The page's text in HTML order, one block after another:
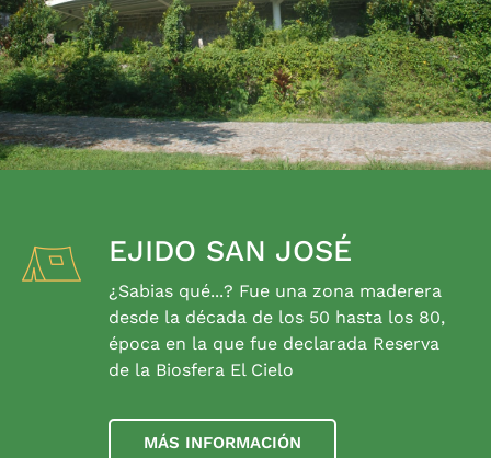
EJIDO SAN JOSÉ
¿Sabias qué...? Fue una zona maderera
desde la década de los 50 hasta los 80,
época en la que fue declarada Reserva
de la Biosfera El Cielo
MÁS INFORMACIÓN